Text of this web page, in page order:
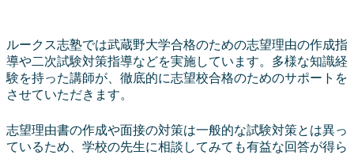
ルークス志塾では武蔵野大学合格のための志望理由の作成指
導や二次試験対策指導などを実施しています。多様な知識経
験を持った講師が、徹底的に志望校合格のためのサポートを
させていただきます。
志望理由書の作成や面接の対策は一般的な試験対策とは異っ
ているため、学校の先生に相談してみても有益な回答が得ら